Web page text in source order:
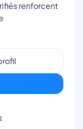
renforcent